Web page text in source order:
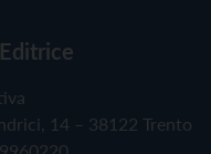
14 – 38122 Trento